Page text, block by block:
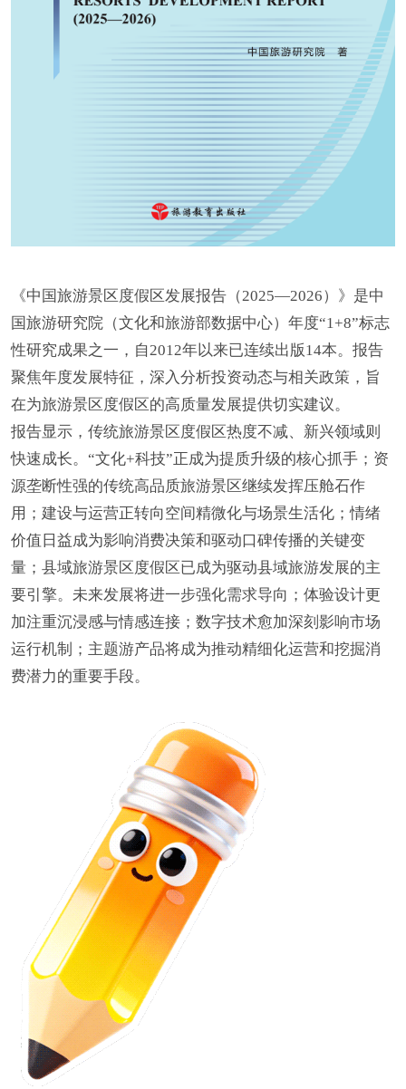
《中国旅游景区度假区发展报告（2025—2026）》是中
国旅游研究院（文化和旅游部数据中心）年度“1+8”标志
性研究成果之一，自2012年以来已连续出版14本。报告
聚焦年度发展特征，深入分析投资动态与相关政策，旨
在为旅游景区度假区的高质量发展提供切实建议。
报告显示，传统旅游景区度假区热度不减、新兴领域则
快速成长。“文化+科技”正成为提质升级的核心抓手；资
源垄断性强的传统高品质旅游景区继续发挥压舱石作
用；建设与运营正转向空间精微化与场景生活化；情绪
价值日益成为影响消费决策和驱动口碑传播的关键变
量；县域旅游景区度假区已成为驱动县域旅游发展的主
要引擎。未来发展将进一步强化需求导向；体验设计更
加注重沉浸感与情感连接；数字技术愈加深刻影响市场
运行机制；主题游产品将成为推动精细化运营和挖掘消
费潜力的重要手段。